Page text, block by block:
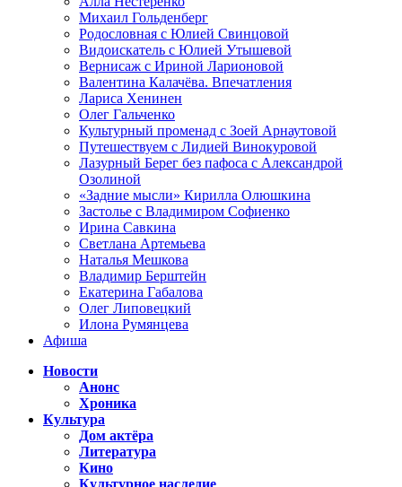
Михаил Гольденберг
Родословная с Юлией Свинцовой
Видоискатель с Юлией Утышевой
Вернисаж с Ириной Ларионовой
Валентина Калачёва. Впечатления
Лариса Хенинен
Олег Гальченко
Культурный променад с Зоей Арнаутовой
Путешествуем с Лидией Винокуровой
Лазурный Берег без пафоса с Александрой
Озолиной
«Задние мысли» Кирилла Олюшкина
Застолье с Владимиром Софиенко
Ирина Савкина
Светлана Артемьева
Наталья Мешкова
Владимир Берштейн
Екатерина Габалова
Олег Липовецкий
Илона Румянцева
Афиша
Новости
Анонс
Хроника
Культура
Дом актёра
Литература
Кино